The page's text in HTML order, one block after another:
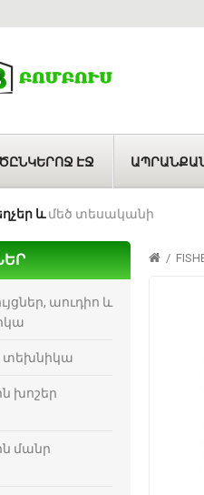
ԷՋ
ևմեծ տեսականի
աուդիո և
տեխնիկա
խոշեր
մանր